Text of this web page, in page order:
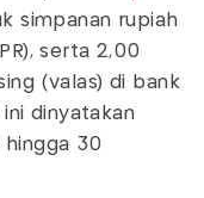
simpanan rupiah
serta 2,00
(valas) di bank
dinyatakan
hingga 30